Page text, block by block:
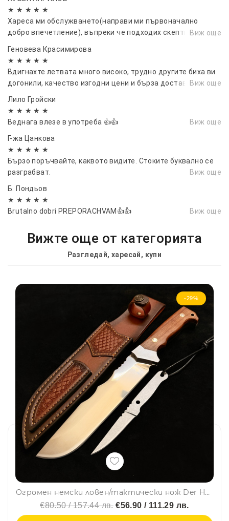
★ ★ ★ ★ ★
Хареса ми обслужването(направи ми първоначално
добро впечетление), въпреки че подходих скептично
се е случвало с други фирми ,бях УДИВЕН от бързото
през вас !...
Виж още
Геновева Красимирова
★ ★ ★ ★ ★
Вдигнахте летвата много високо, трудно другите биха ви
догонили, качество изгодни цени и бърза доставка.Виж още
Лило Гройски
★ ★ ★ ★ ★
Веднага влезе в употреба 👍👍
Виж още
Г-жа Цанкова
★ ★ ★ ★ ★
Бързо поръчвайте, каквото видите. Стоките буквално се
разграбват.
Виж още
Б. Пондьов
★ ★ ★ ★ ★
Brutalno dobri PREPORACHVAM👍👍
Виж още
Вижте още от категорията
Разгледай, харесай, купи
-29%
Огромен немски ловен/тактически нож Der HUNT 777 DOUBLE, фултанг стомана 5Cr13Mov, дръжка орех, кожена кания
€80.50 / 157.44 лв.€56.90 / 111.29 лв.